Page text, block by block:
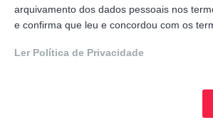
arquivamento dos dados pessoais nos
e confirma que leu e concordou com os
Ler Política de Privacidade